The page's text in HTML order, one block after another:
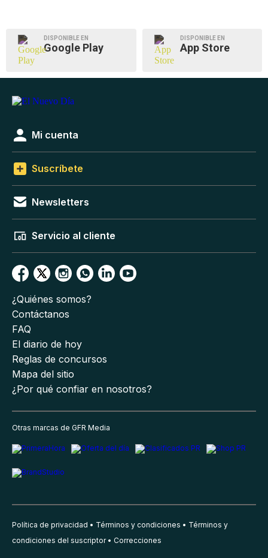
DISPONIBLE EN
Google Play
DISPONIBLE EN
App Store
Mi cuenta
Suscríbete
Newsletters
Servicio al cliente
¿Quiénes somos?
Contáctanos
FAQ
El diario de hoy
Reglas de concursos
Mapa del sitio
¿Por qué confiar en nosotros?
Otras marcas de GFR Media
Política de privacidad Términos y condiciones
Términos y
condiciones del suscriptor
Correcciones